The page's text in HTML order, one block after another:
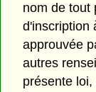
nom de tout
d'inscription
approuvée
autres
présente